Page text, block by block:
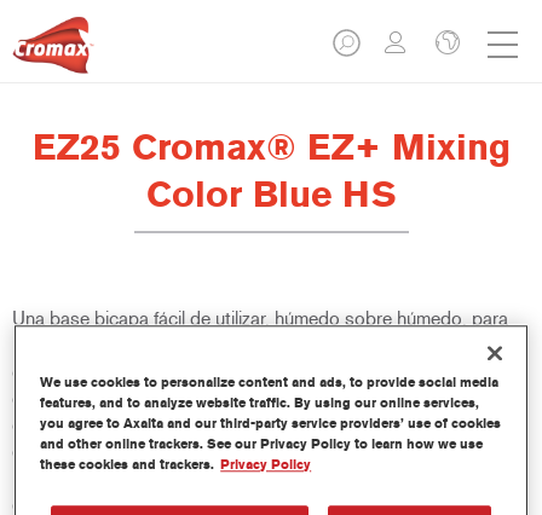
EZ25 Cromax® EZ+ Mixing
Color Blue HS
Una base bicapa fácil de utilizar, húmedo sobre húmedo, para
un excelente rendimiento de color, versatilidad y valor. Buena
cubrición, fácil difuminado y excelente control del efecto hacen
que todas las reparaciones sean más fáciles y rápidas. También
ofrece acceso a una base de datos constantemente actualizada
de más de 100 000 fórmulas de colores sólidos, metalizados y
perlados. Y sus innovadoras botellas comprimibles aseguran
dosis más precisas y minimizan el desperdicio. Cromax EZ+ es
We use cookies to personalize content and ads, to provide social media
features, and to analyze website traffic. By using our online services,
you agree to Axalta and our third-party service providers’ use of cookies
and other online trackers. See our Privacy Policy to learn how we use
these cookies and trackers. Privacy Policy